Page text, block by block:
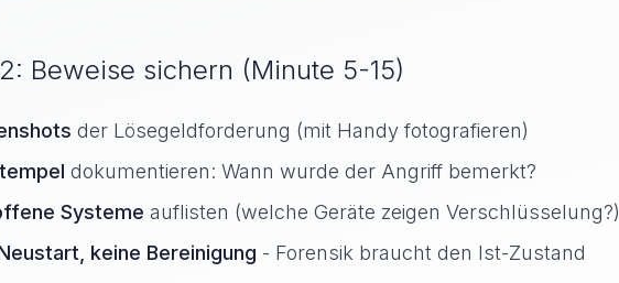
Beweise sichern (Minute 5-15)
der Lösegeldforderung (mit Handy fotografieren)
dokumentieren: Wann wurde der Angriff bemerkt?
Systeme auflisten (welche Geräte zeigen Verschlüsselung?)
keine Bereinigung - Forensik braucht den Ist-Zustand